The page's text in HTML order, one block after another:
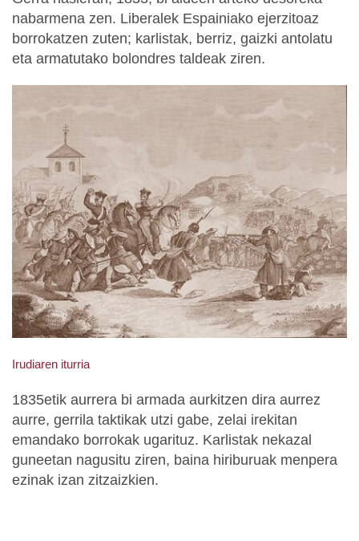
nabarmena zen. Liberalek Espainiako ejerzitoaz
borrokatzen zuten; karlistak, berriz, gaizki antolatu
eta armatutako bolondres taldeak ziren.
Irudiaren iturria
1835etik aurrera bi armada aurkitzen dira aurrez
aurre, gerrila taktikak utzi gabe, zelai irekitan
emandako borrokak ugarituz. Karlistak nekazal
guneetan nagusitu ziren, baina hiriburuak menpera
ezinak izan zitzaizkien.